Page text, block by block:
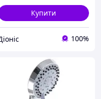
Купити
100%